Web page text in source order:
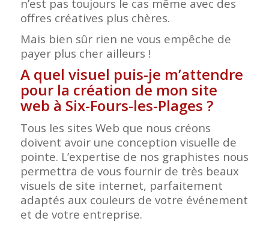
n’est pas toujours le cas même avec des
offres créatives plus chères.
Mais bien sûr rien ne vous empêche de
payer plus cher ailleurs !
A quel visuel puis-je m’attendre
pour la création de mon site
web à Six-Fours-les-Plages ?
Tous les sites Web que nous créons
doivent avoir une conception visuelle de
pointe. L’expertise de nos graphistes nous
permettra de vous fournir de très beaux
visuels de site internet, parfaitement
adaptés aux couleurs de votre événement
et de votre entreprise.